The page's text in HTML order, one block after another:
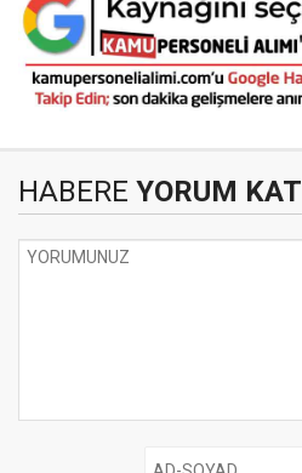
HABERE YORUM KAT